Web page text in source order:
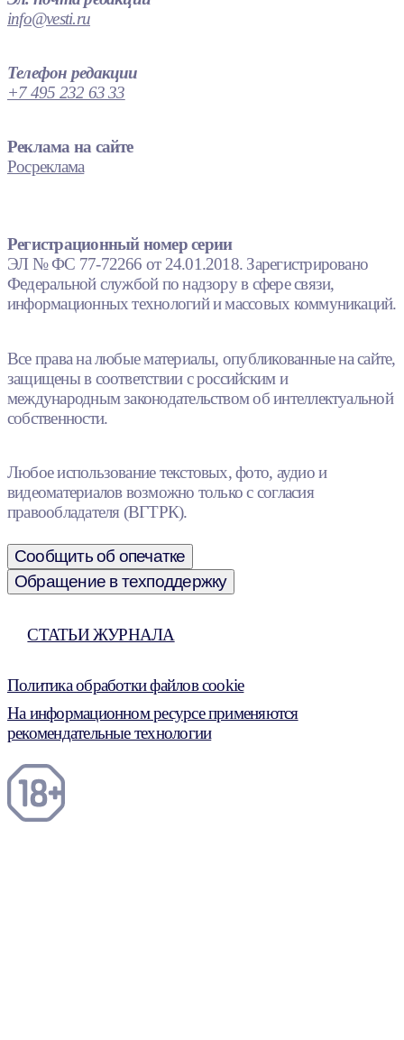
info@vesti.ru
Телефон редакции
+7 495 232 63 33
Реклама на сайте
Росреклама
Регистрационный номер серии
ЭЛ № ФС 77-72266 от 24.01.2018. Зарегистрировано
Федеральной службой по надзору в сфере связи,
информационных технологий и массовых коммуникаций.
Все права на любые материалы, опубликованные на сайте,
защищены в соответствии с российским и
международным законодательством об интеллектуальной
собственности.
Любое использование текстовых, фото, аудио и
видеоматериалов возможно только с согласия
правообладателя (ВГТРК).
Сообщить об опечатке
Обращение в техподдержку
СТАТЬИ ЖУРНАЛА
Политика обработки файлов cookie
На информационном ресурсе применяются
рекомендательные технологии